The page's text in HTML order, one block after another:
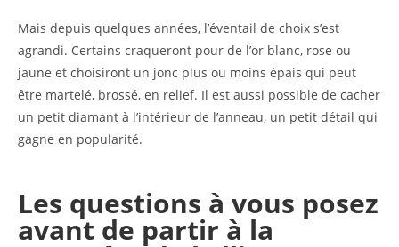
Mais depuis quelques années, l’éventail de choix s’est
agrandi. Certains craqueront pour de l’or blanc, rose ou
jaune et choisiront un jonc plus ou moins épais qui peut
être martelé, brossé, en relief. Il est aussi possible de cacher
un petit diamant à l’intérieur de l’anneau, un petit détail qui
gagne en popularité.
Les questions à vous posez
avant de partir à la